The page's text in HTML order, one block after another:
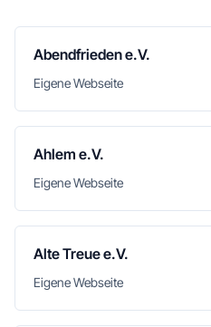
Abendfrieden e.V.
Eigene Webseite
Ahlem e.V.
Eigene Webseite
Alte Treue e.V.
Eigene Webseite